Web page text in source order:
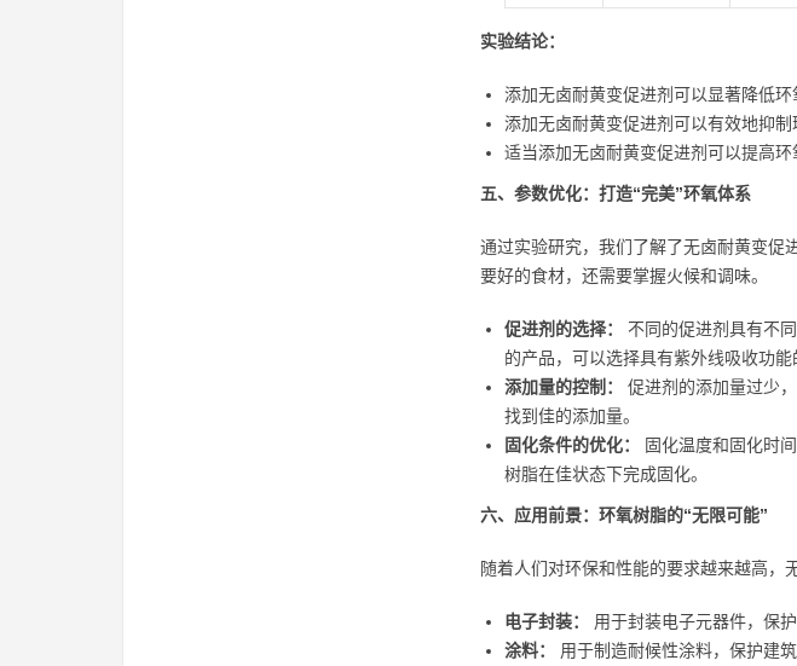
实验结论：
添加无卤耐黄变促进剂可以显著降低
添加无卤耐黄变促进剂可以有效地抑
适当添加无卤耐黄变促进剂可以提高环
五、参数优化：打造“完美”环氧体系
通过实验研究，我们了解了无卤耐黄变促
要好的食材，还需要掌握火候和调味。
促进剂的选择：
不同的促进剂具有不
的产品，可以选择具有紫外线吸收功
添加量的控制：
促进剂的添加量过少
找到佳的添加量。
固化条件的优化：
固化温度和固化时
树脂在佳状态下完成固化。
六、应用前景：环氧树脂的“无限可能”
随着人们对环保和性能的要求越来越高，
电子封装：
用于封装电子元器件，保
涂料：
用于制造耐候性涂料，保护建